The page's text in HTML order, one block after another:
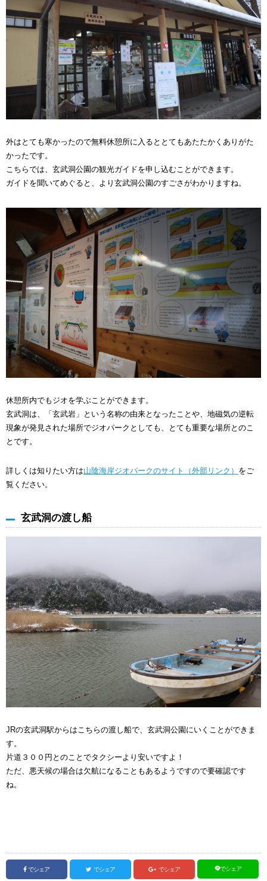
外はとても寒かったので無料休憩所に入るととてもあたたかくありがた
かったです。
こちらでは、玄武洞公園の観光ガイドを申し込むことができます。
ガイドを聞いてめぐると、より玄武洞公園のすごさがわかりますね。
休憩所内でもジオを学ぶことができます。
玄武洞は、「玄武岩」という名称の由来となったことや、地磁気の逆転
現象が発見された場所でジオパークとしても、とても重要な場所とのこ
とです。
詳しくは知りたい方は山陰海岸ジオパークのサイト（外部リンク） をご
覧ください。
玄武洞の渡し船
JRの玄武洞駅からはこちらの渡し船で、玄武洞公園にいくことができま
す。
片道３００円とのことでタクシーより安いですよ！
ただ、悪天候の場合は欠航になることもあるようですので要確認です
ね。
でシェア でシェア でシェア でシェア